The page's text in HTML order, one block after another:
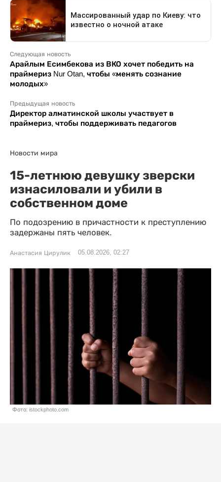
Следующая новость
Арайлым Есимбекова из ВКО хочет победить на
праймериз Nur Otan, чтобы «менять сознание
молодых»
Предыдущая новость
Директор алматинской школы участвует в
праймериз, чтобы поддерживать педагогов
Новости мира
15-летнюю девушку зверски
изнасиловали и убили в
собственном доме
По подозрению в причастности к преступлению
задержаны пять человек.
Анастасия Цирулик 05.08.2026, 02:27
Фото: istockphoto.com